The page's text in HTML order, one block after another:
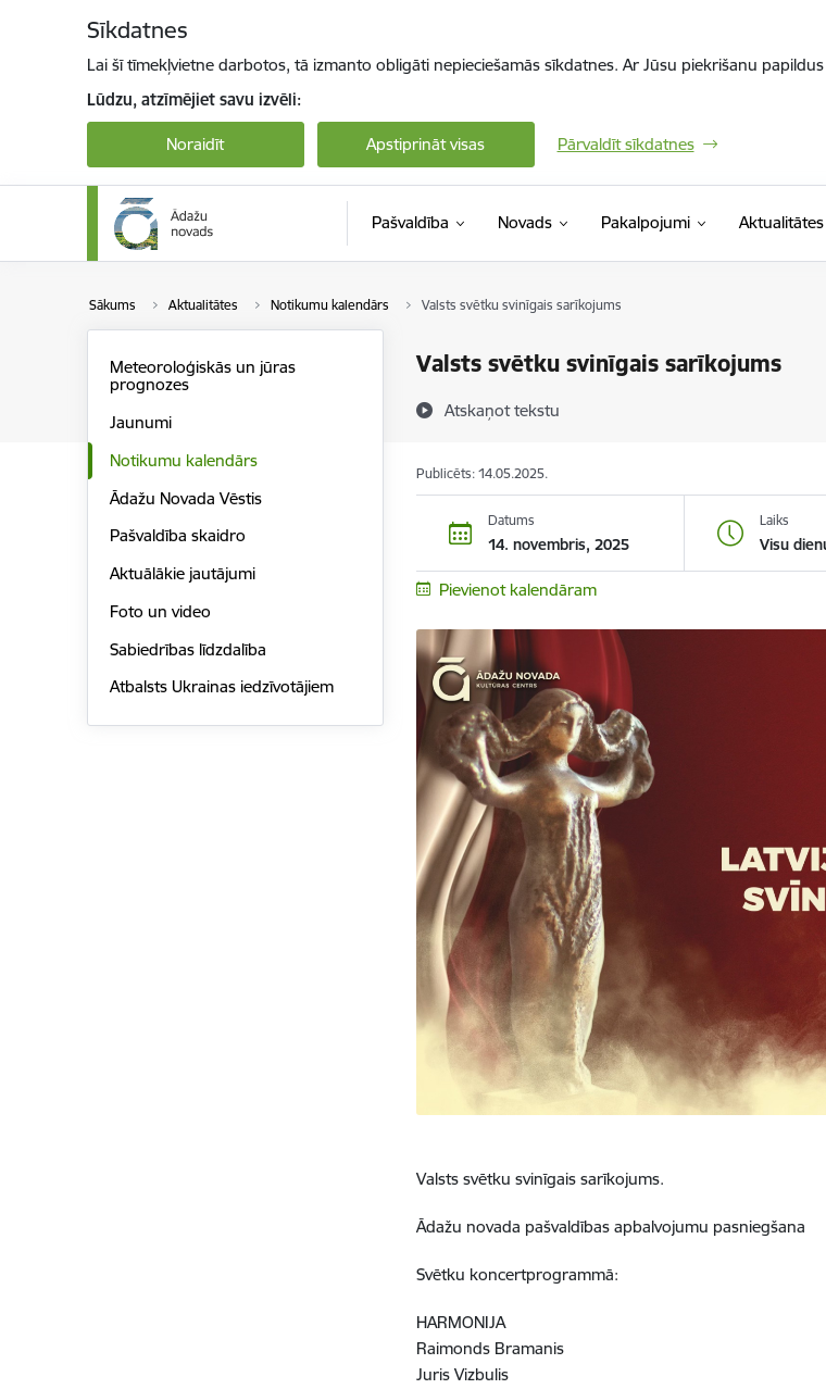
Sīkdatnes
Lai šī tīmekļvietne darbotos, tā izmanto obligāti nepieciešamās sīkdatnes. Ar Jūsu piekrišanu
Lūdzu, atzīmējiet savu izvēli:
Noraidīt Apstiprināt visas Pārvaldīt sīkdatnes
Pašvaldība Novads Pakalpojumi Aktualitātes
Sākums Aktualitātes Notikumu kalendārs Valsts svētku svinīgais sarīkojums
Valsts svētku svinīgais sarīkojums
Atskaņot tekstu
Meteoroloģiskās un jūras
prognozes
Jaunumi
Notikumu kalendārs
Ādažu Novada Vēstis
Pašvaldība skaidro
Aktuālākie jautājumi
Foto un video
Sabiedrības līdzdalība
Atbalsts Ukrainas iedzīvotājiem
Publicēts: 14.05.2025.
Datums
14. novembris, 2025
Laiks
Visu
Pievienot kalendāram
Valsts svētku svinīgais sarīkojums.
Ādažu novada pašvaldības apbalvojumu pasniegšana
Svētku koncertprogrammā:
HARMONIJA
Raimonds Bramanis
Juris Vizbulis